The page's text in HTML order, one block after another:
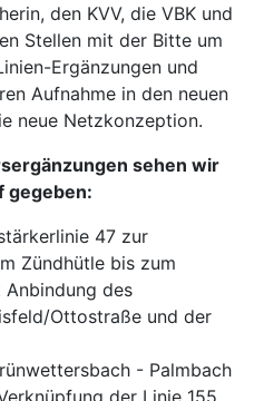
den KVV, die VBK und
Stellen mit der Bitte um
Ergänzungen und
Aufnahme in den neuen
neue Netzkonzeption.
sehen wir
gegeben:
47 zur
Zündhütle bis zum
Anbindung des
Ottostraße und der
- Palmbach